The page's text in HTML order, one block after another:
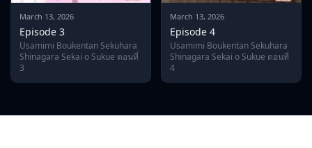
March 13, 2026
Episode 3
Usamimi Boukentan Sekuhara
Shinagara Sekai o Sukue ตอนที่
3
March 13, 2026
Episode 4
Usamimi Boukentan Sekuhara
Shinagara Sekai o Sukue ตอนที่
4